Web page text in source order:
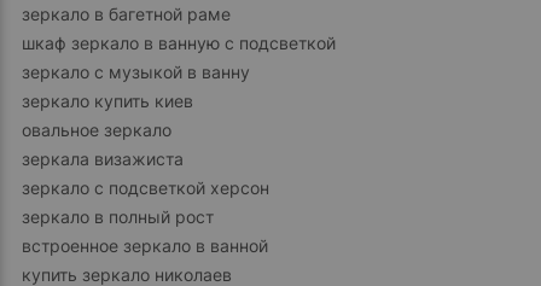
зеркало в багетной раме
шкаф зеркало в ванную с подсветкой
зеркало с музыкой в ванну
зеркало купить киев
овальное зеркало
зеркала визажиста
зеркало с подсветкой херсон
зеркало в полный рост
встроенное зеркало в ванной
купить зеркало николаев